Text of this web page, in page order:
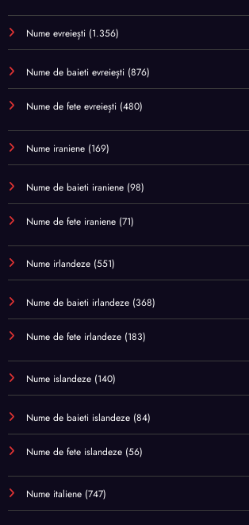
Nume evreiești (1.356)
Nume de baieti evreiești (876)
Nume de fete evreiești (480)
Nume iraniene (169)
Nume de baieti iraniene (98)
Nume de fete iraniene (71)
Nume irlandeze (551)
Nume de baieti irlandeze (368)
Nume de fete irlandeze (183)
Nume islandeze (140)
Nume de baieti islandeze (84)
Nume de fete islandeze (56)
Nume italiene (747)